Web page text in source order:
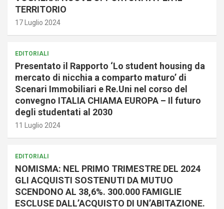
TERRITORIO
17 Luglio 2024
EDITORIALI
Presentato il Rapporto ‘Lo student housing da
mercato di nicchia a comparto maturo’ di
Scenari Immobiliari e Re.Uni nel corso del
convegno ITALIA CHIAMA EUROPA – Il futuro
degli studentati al 2030
11 Luglio 2024
EDITORIALI
NOMISMA: NEL PRIMO TRIMESTRE DEL 2024
GLI ACQUISTI SOSTENUTI DA MUTUO
SCENDONO AL 38,6%. 300.000 FAMIGLIE
ESCLUSE DALL’ACQUISTO DI UN’ABITAZIONE.